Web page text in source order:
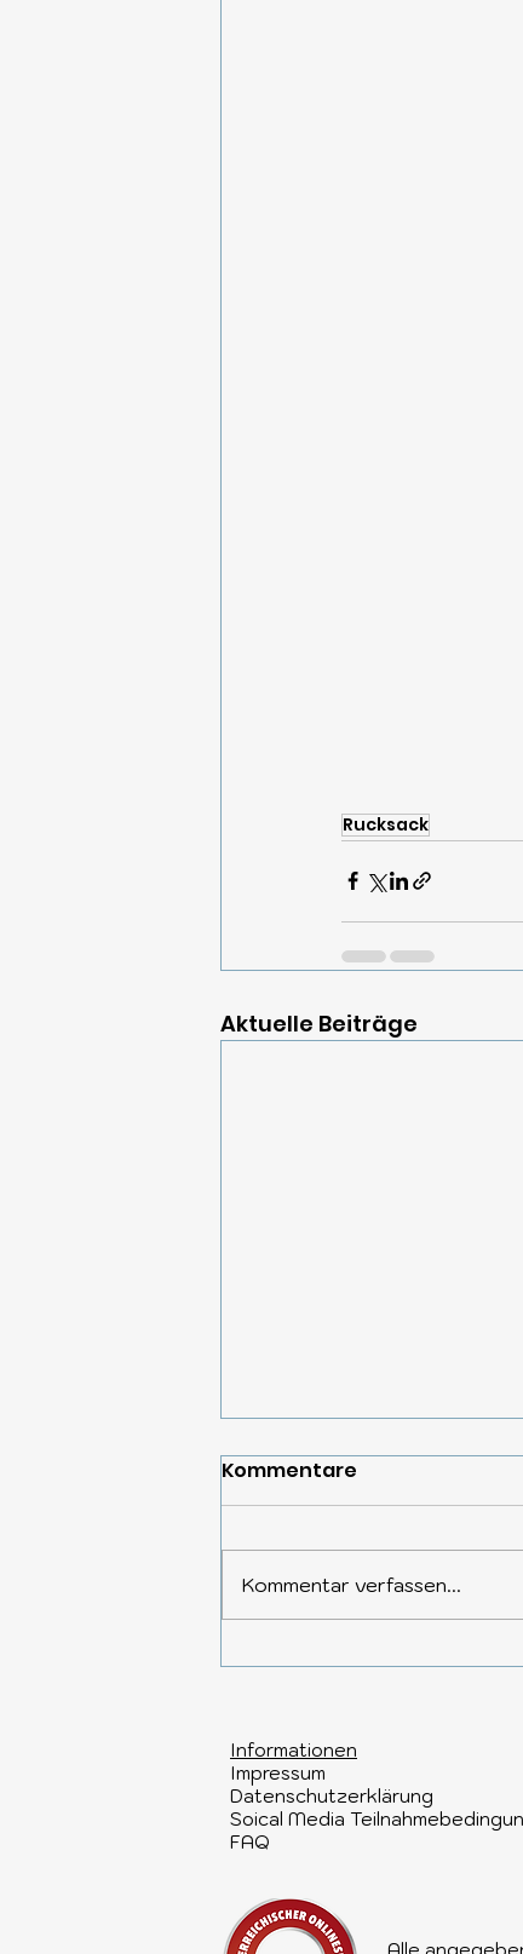
Rucksack
Aktuelle Beiträge
Reisekoffer Trends
Innovation – die
wichtigsten Trends für
Ihre nächste Reise
Kommentare
Kommentar verfassen...
Informationen​
Impressum
Datenschutzerklärung
Soical Media
FAQ